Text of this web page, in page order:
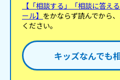
【「相談する」「相談に答え
ール】 をかならず読んでから
ください。
キッズなんでも